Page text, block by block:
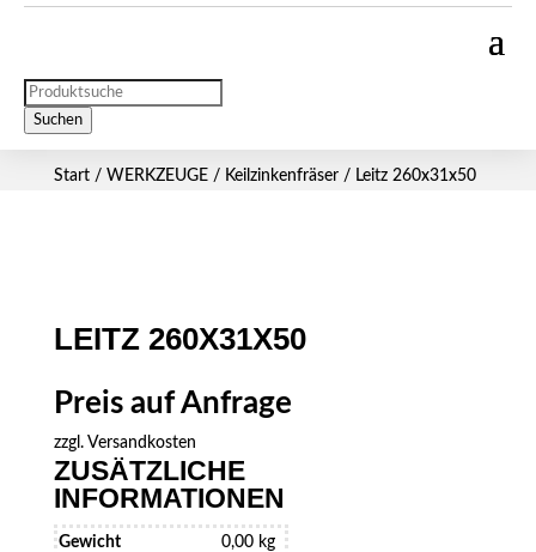
Products
search
Suchen
Start/ WERKZEUGE/ Keilzinkenfräser/ Leitz 260x31x50
LEITZ 260X31X50
Preis auf Anfrage
zzgl. Versandkosten
ZUSÄTZLICHE
INFORMATIONEN
Gewicht
0,00 kg